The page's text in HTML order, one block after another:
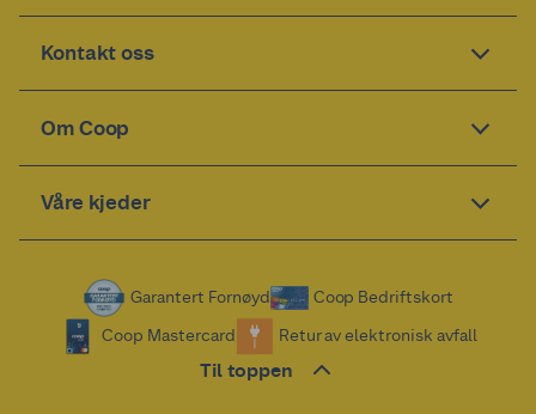
Kontakt oss
Om Coop
Våre kjeder
Garantert Fornøyd
Coop Bedriftskort
Coop Mastercard
Retur av elektronisk avfall
Til toppen